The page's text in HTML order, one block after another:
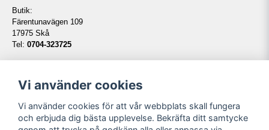
Butik:
Färentunavägen 109
17975 Skå
Tel: 0704-323725
14:00-16:00
Information Våra partners
Vi använder cookies
Vi använder cookies för att vår webbplats skall fungera
och erbjuda dig bästa upplevelse. Bekräfta ditt samtycke